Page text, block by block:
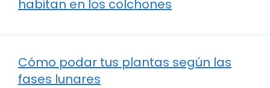
habitan en los colchones
Cómo podar tus plantas según las
fases lunares